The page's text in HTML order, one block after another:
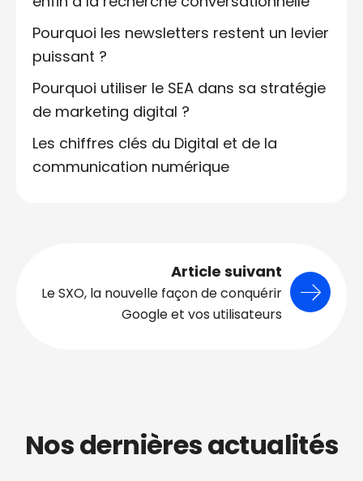
Pourquoi les newsletters restent un levier
puissant ?
Pourquoi utiliser le SEA dans sa stratégie
de marketing digital ?
Les chiffres clés du Digital et de la
communication numérique
Article suivant
Le SXO, la nouvelle façon de conquérir
Google et vos utilisateurs
Nos dernières actualités